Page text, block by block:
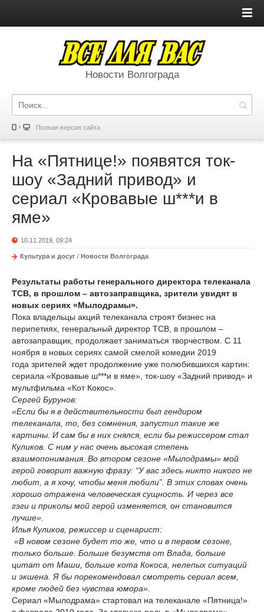
Новости Волгограда
Полная версия сайта
На «Пятнице!» появятся ток-
шоу «Задний привод» и
сериал «Кровавые ш***и в
яме»
10.11.2019, 09:24
Культура и досуг / Новости Волгограда
Результаты работы генерального директора телеканала
ТСВ, в прошлом – автозаправщика, зрители увидят в
новых сериях «Мылодрамы».
Пока владельцы акций телеканала строят бизнес на
перипетиях, генеральный директор ТСВ, в прошлом –
автозаправщик, продолжает заниматься творчеством. С 11
ноября в новых сериях самой смелой комедии 2019
года зрителей ждет продолжение уже полюбившихся картин:
сериала «Кровавые ш***и в яме», ток-шоу «Задний привод» и
мультфильма «Кот Кокос».
Сергей Бурунов:
«Если бы я в действительности был гендиром
телеканала, то, без сомнения, запустил такие же
картины. И сам бы в них снялся, если бы режиссером стал
Куликов. С ним у нас очень высокая степень
взаимопонимания. Во втором сезоне «Мылодрамы» мой
герой говорит важную фразу: “У вас здесь никто никого не
любит, а я хочу, чтобы меня любили”. В этих словах очень
хорошо отражена человеческая сущность. И через все
гэги и приколы мой герой изменяется, он становится
лучше».
Илья Куликов, режиссер и сценарист:
«В новом сезоне будет то же, что и в первом сезоне,
только больше. Больше безумств от Влада, больше
цитат от Маши, больше кота Кокоса, нелепых ситуаций
и экшена. Я бы порекомендовал смотреть сериал всем,
кроме людей без чувства юмора».
Сериал «Мылодрама» стартовал на телеканале «Пятница!»